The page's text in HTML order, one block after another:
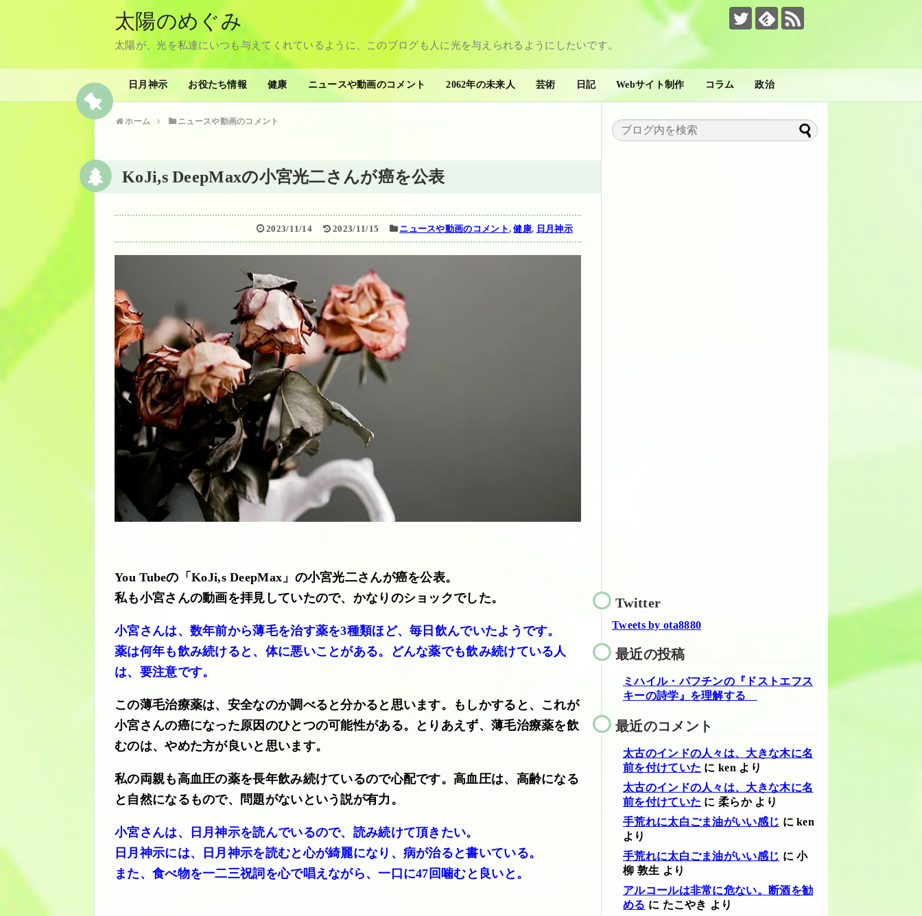
太陽のめぐみ
太陽が、光を私達にいつも与えてくれているように、このブログも人に光を与えられるようにしたいです。
日月神示 お役たち情報 健康 ニュースや動画のコメント 2062年の未来人 芸術 日記 Webサイト制作 コラム 政治
ホーム ニュースや動画のコメント
KoJi,s DeepMaxの小宮光二さんが癌を公表
2023/11/14 2023/11/15 ニュースや動画のコメント,健康, 日月神示
You Tubeの「KoJi,s DeepMax」の小宮光二さんが癌を公表。
私も小宮さんの動画を拝見していたので、かなりのショックでした。
小宮さんは、数年前から薄毛を治す薬を3種類ほど、毎日飲んでいたようです。
薬は何年も飲み続けると、体に悪いことがある。どんな薬でも飲み続けている人
は、要注意です。
この薄毛治療薬は、安全なのか調べると分かると思います。もしかすると、これが
小宮さんの癌になった原因のひとつの可能性がある。とりあえず、薄毛治療薬を飲
むのは、やめた方が良いと思います。
私の両親も高血圧の薬を長年飲み続けているので心配です。高血圧は、高齢になる
と自然になるもので、問題がないという説が有力。
小宮さんは、日月神示を読んでいるので、読み続けて頂きたい。
日月神示には、日月神示を読むと心が綺麗になり、病が治ると書いている。
また、食べ物を一二三祝詞を心で唱えながら、一口に47回噛むと良いと。
Twitter
Tweets by ota8880
最近の投稿
ミハイル・バフチンの『ドストエフス
キーの詩学』を理解する
最近のコメント
太古のインドの人々は、大きな木に名
前を付けていた にken より
太古のインドの人々は、大きな木に名
前を付けていた に柔らかより
手荒れに太白ごま油がいい感じ にken
より
手荒れに太白ごま油がいい感じ に小
柳 敦生 より
アルコールは非常に危ない。断酒を勧
める に たこやき より